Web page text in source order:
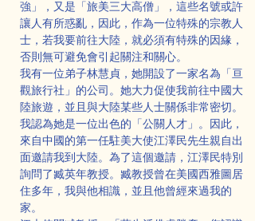
強」，又是「旅美三大高僧」，這些名號或許
讓人有所惑亂，因此，作為一位特殊的宗教人
士，若我要前往大陸，就必須有特殊的因緣，
否則無可避免會引起關注和關心。
我有一位弟子林慧貞，她開設了一家名為「亘
觀旅行社」的公司。她大力促使我前往中國大
陸旅遊，並且與大陸某些人士關係非常密切。
我認為她是一位出色的「公關人才」。因此，
來自中國的第一任駐美大使江澤民先生親自出
面邀請我到大陸。為了這個邀請，江澤民特別
詢問了臧英年教授。臧教授曾在美國西雅圖居
住多年，我與他相識，並且他曾經來過我的
家。